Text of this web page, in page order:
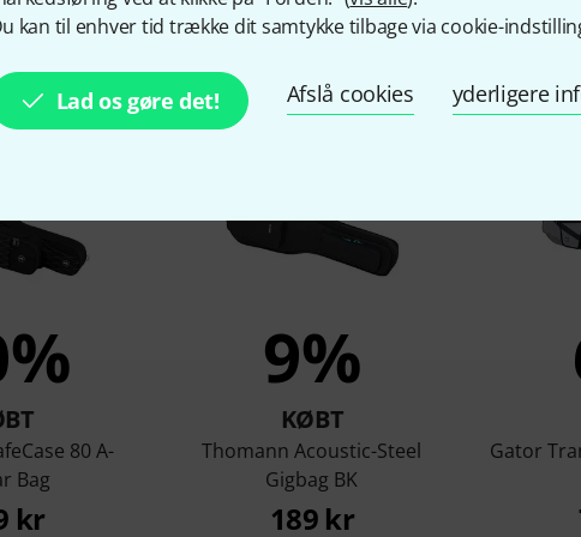
kan til enhver tid trække dit samtykke tilbage via cookie-
Lad os gøre det! Afslå cookies yderligere
som så på dette produkt
80 A-
Bag
kr
9%
KØBT
Thomann Acoustic-Steel
Gigbag BK
189 kr
Gator